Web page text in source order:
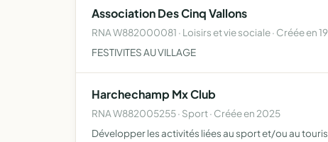
Association Des Cinq Vallons
RNA W882000081 · Loisirs et vie sociale · Créée en
FESTIVITES AU VILLAGE
Harchechamp Mx Club
RNA W882005255 · Sport · Créée en 2025
Développer les activités liées au sport et/ou au